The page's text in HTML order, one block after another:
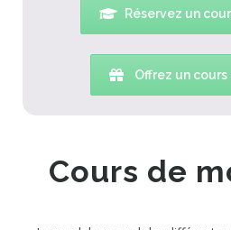
Réservez un
Offrez un
Cours de